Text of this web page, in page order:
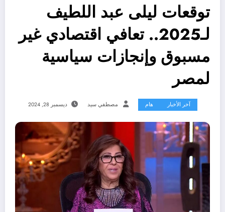
توقعات ليلى عبد اللطيف
لـ2025.. تعافي اقتصادي غير
مسبوق وإنجازات سياسية
لمصر
آخر الأخبار هام مصطفي سيد ديسمبر 28, 2024